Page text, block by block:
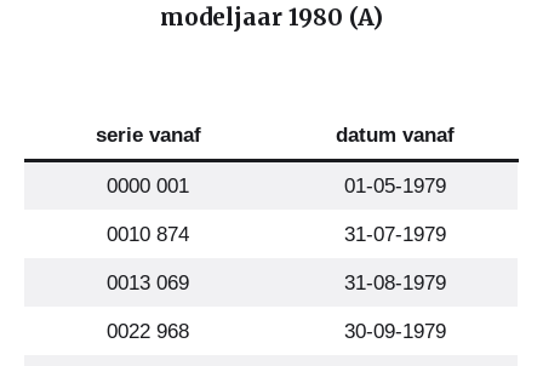
modeljaar 1980 (A)
serie vanaf datum vanaf
0000 001 01-05-1979
0010 874 31-07-1979
0013 069 31-08-1979
0022 968 30-09-1979